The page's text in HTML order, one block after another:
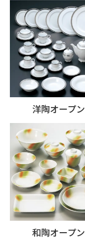
洋陶オープン
和陶オープン